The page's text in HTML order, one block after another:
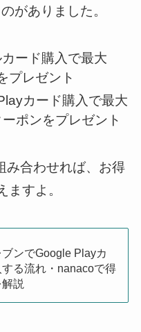
がありました。
ード購入で最大
プレゼント
カード購入で最大
ポンをプレゼント
み合わせれば、お得
すよ。
ンでGoogle Playカ
る流れ・nanacoで得
説